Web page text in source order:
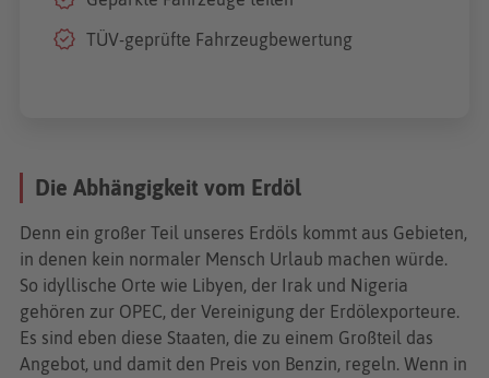
Die Abhängigkeit vom Erdöl
Denn ein großer Teil unseres Erdöls kommt aus Gebieten,
in denen kein normaler Mensch Urlaub machen würde.
So idyllische Orte wie Libyen, der Irak und Nigeria
gehören zur OPEC, der Vereinigung der Erdölexporteure.
Es sind eben diese Staaten, die zu einem Großteil das
Angebot, und damit den Preis von Benzin, regeln. Wenn in